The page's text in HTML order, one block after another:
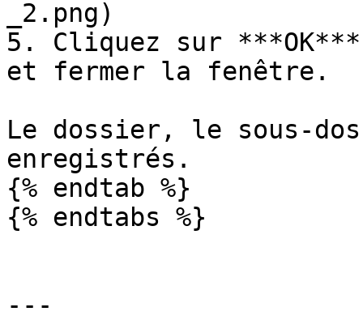
_2.png)
5. Cliquez sur
et fermer la fenêtre.
Le dossier, le sous-
enregistrés.
{% endtab %}
{% endtabs %}
---